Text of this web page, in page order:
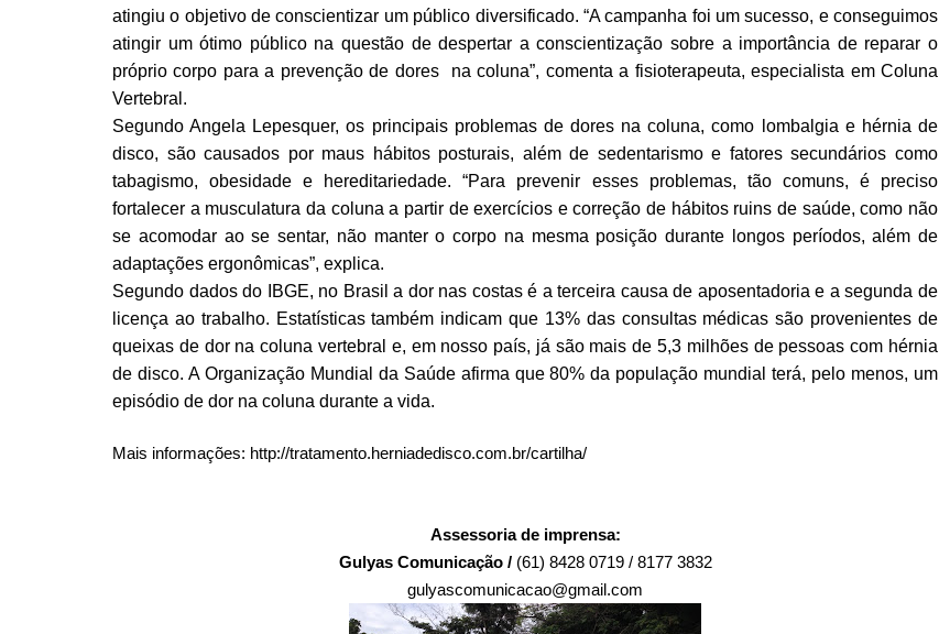
atingiu o objetivo de conscientizar um público diversificado. “A campanha foi um sucesso, e conseguimos
atingir um ótimo público na questão de despertar a conscientização sobre a importância de reparar o
próprio corpo para a prevenção de dores na coluna”, comenta a fisioterapeuta, especialista em Coluna
Vertebral.
Segundo Angela Lepesquer, os principais problemas de dores na coluna, como lombalgia e hérnia de
disco, são causados por maus hábitos posturais, além de sedentarismo e fatores secundários como
tabagismo, obesidade e hereditariedade. “Para prevenir esses problemas, tão comuns, é preciso
fortalecer a musculatura da coluna a partir de exercícios e correção de hábitos ruins de saúde, como não
se acomodar ao se sentar, não manter o corpo na mesma posição durante longos períodos, além de
adaptações ergonômicas”, explica.
Segundo dados do IBGE, no Brasil a dor nas costas é a terceira causa de aposentadoria e a segunda de
licença ao trabalho. Estatísticas também indicam que 13% das consultas médicas são provenientes de
queixas de dor na coluna vertebral e, em nosso país, já são mais de 5,3 milhões de pessoas com hérnia
de disco. A Organização Mundial da Saúde afirma que 80% da população mundial terá, pelo menos, um
episódio de dor na coluna durante a vida.
Mais informações: http://tratamento.herniadedisco.com.br/cartilha/
Assessoria de imprensa:
Gulyas Comunicação / (61) 8428 0719 / 8177 3832
gulyascomunicacao@gmail.com